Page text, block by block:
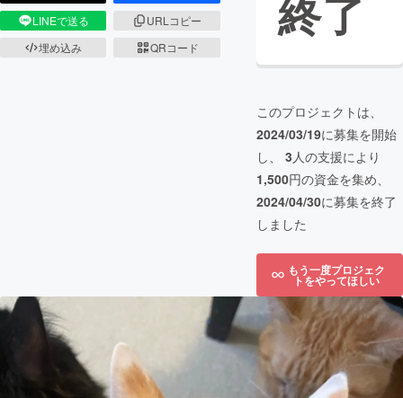
LINEで送る
URLコピー
埋め込み
QRコード
終了
このプロジェクトは、
2024/03/19に募集を開始
し、 3人の支援により
1,500円の資金を集め、
2024/04/30に募集を終了
しました
もう一度プロジェク
トをやってほしい